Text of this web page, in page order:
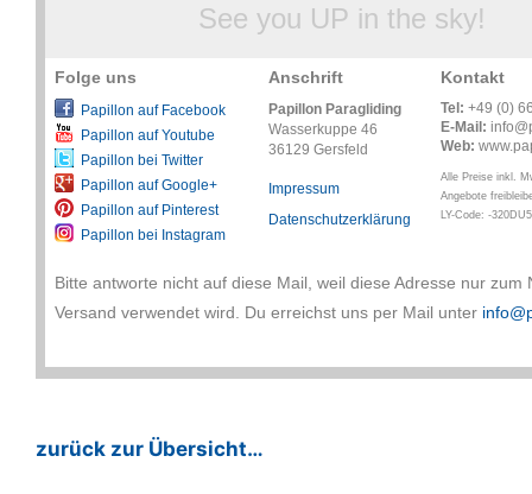
See you UP in the sky!
Folge uns
Papillon auf Facebook
Papillon auf Youtube
Papillon bei Twitter
Papillon auf Google+
Papillon auf Pinterest
Papillon bei Instagram
Anschrift
Papillon Paragliding
Wasserkuppe 46
36129 Gersfeld
Impressum
Datenschutzerklärung
Kontakt
Tel: +49 (0)
E-Mail:
Web:
Alle Preise inkl.
Angebote
LY-Code: -
Bitte antworte nicht auf diese Mail, weil diese Adresse nur zum
Versand verwendet wird. Du erreichst uns per Mail unter
zurück zur Übersicht…